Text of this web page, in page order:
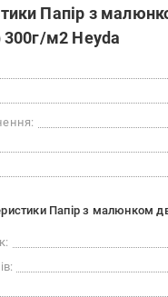
Папір з
300г/м2 Heyda
Папір з малюнком